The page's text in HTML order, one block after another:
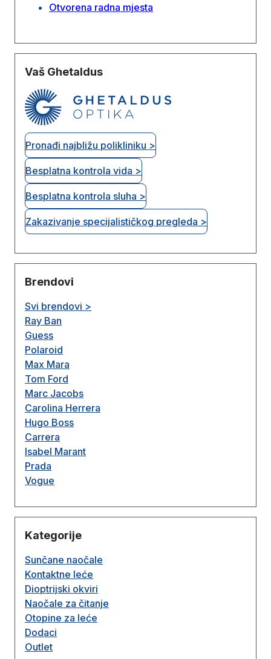
Otvorena radna mjesta
Vaš Ghetaldus
Pronađi najbližu polikliniku >
Besplatna kontrola vida >
Besplatna kontrola sluha >
Zakazivanje specijalističkog pregleda >
Brendovi
Svi brendovi >
Ray Ban
Guess
Polaroid
Max Mara
Tom Ford
Marc Jacobs
Carolina Herrera
Hugo Boss
Carrera
Isabel Marant
Prada
Vogue
Kategorije
Sunčane naočale
Kontaktne leće
Dioptrijski okviri
Naočale za čitanje
Otopine za leće
Dodaci
Outlet